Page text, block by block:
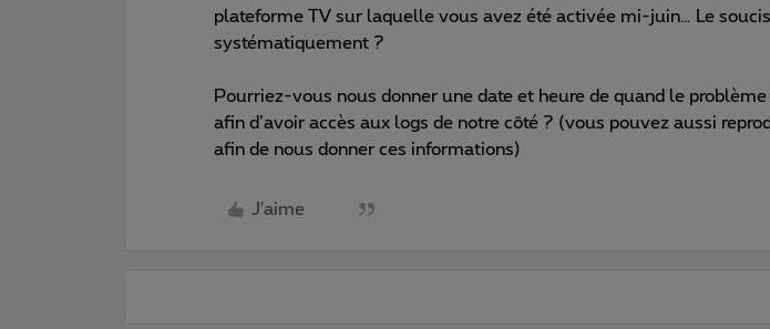
plateforme TV sur laquelle vous avez été activée mi-juin… Le
systématiquement ?
Pourriez-vous nous donner une date et heure de quand le problème
afin d’avoir accès aux logs de notre côté ? (vous pouvez aussi
afin de nous donner ces informations)
J'aime